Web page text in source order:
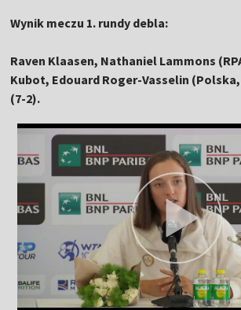
Wynik meczu 1. rundy debla:
Raven Klaasen, Nathaniel Lammons
Kubot, Edouard Roger-Vasselin (Polska,
(7-2).